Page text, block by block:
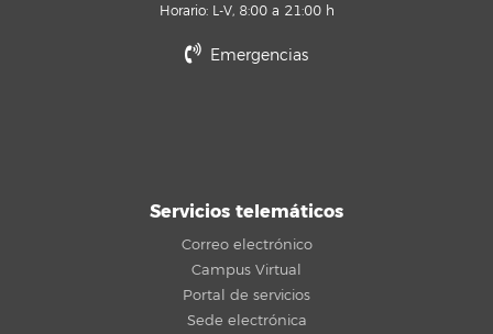
Horario: L-V, 8:00 a 21:00 h
Emergencias
Servicios telemáticos
Correo electrónico
Campus Virtual
Portal de servicios
Sede electrónica